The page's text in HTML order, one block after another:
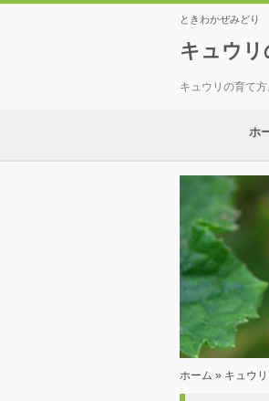
ときわかぜみどり
キュウ
キュウリの育て
ホ
ホーム » キュウ